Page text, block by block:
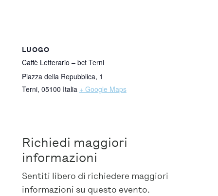
LUOGO
Caffè Letterario – bct Terni
Piazza della Repubblica, 1
Terni, 05100 Italia + Google Maps
Richiedi maggiori
informazioni
Sentiti libero di richiedere maggiori
informazioni su questo evento.